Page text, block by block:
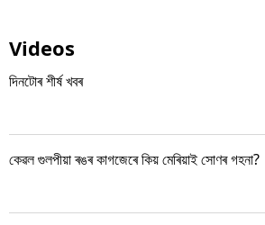
Videos
দিনটোৰ শীৰ্ষ খবৰ
কেৱল গুলপীয়া ৰঙৰ কাগজেৰে কিয় মেৰিয়াই সোণৰ গহনা?